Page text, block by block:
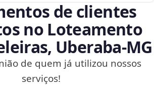
de clientes
no Loteamento
Uberaba‑MG
de quem já utilizou nossos
serviços!